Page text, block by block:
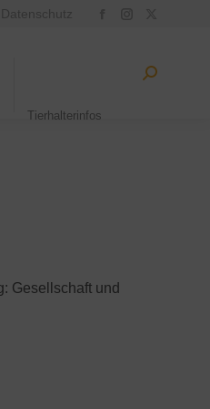
Datenschutz
Tierhalterinfos
Gesellschaft und